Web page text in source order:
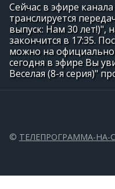
Сейчас в эфире
транслируется
выпуск: Нам 30 лет!)",
закончится в 17:35.
можно на
сегодня в эфире Вы
Веселая (8-я серия)"
© ТЕЛЕПРОГРАММА-НА-